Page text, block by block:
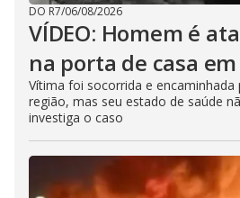
DO R7/06/08/2026
VÍDEO: Homem é
na porta de casa em
Vítima foi socorrida e encaminhada
região, mas seu estado de saúde
investiga o caso